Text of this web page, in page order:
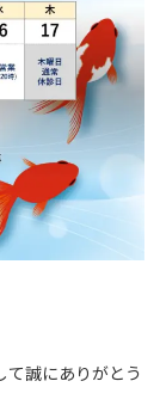
誠にありがとう